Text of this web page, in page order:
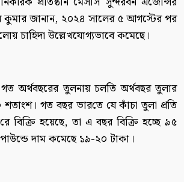
কুমার জানান, ২০২৪ সালের ৫ আগস্টের পর
চাহিদা উল্লেখযোগ্যভাবে কমেছে।
অর্থবছরের তুলনায় চল‌তি অর্থবছর তুলার
শতাংশ। গত বছর ভার‌তে যে কাঁচা তুলা প্রতি
বি‌ক্রি হয়েছে, তা এ বছর বি‌ক্রি হচ্ছে ৯৫
দাম কমেছে ১৯-২০ টাকা।